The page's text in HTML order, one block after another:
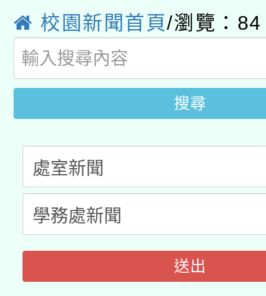
業成長研習」實施計畫
族教育國際趨勢與發展
新北市政府教育局辦理
師專業成長研習實施計
方素養工作坊新北場」
函轉國立臺灣師範大學
族語言臺北學習中心
「族語學習班」招生簡
轉知有關國立成功大學
文教學共融平台-教案
教育部國民及學前教
年度COVID-19疫苗接
接種之民眾」措施，延
月28日止
校園新聞首頁/瀏覽：84
搜尋
送出